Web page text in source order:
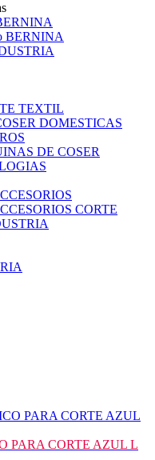
BERNINA
TEXTIL
DOMESTICAS
DE COSER
CORTE
PARA CORTE AZUL L